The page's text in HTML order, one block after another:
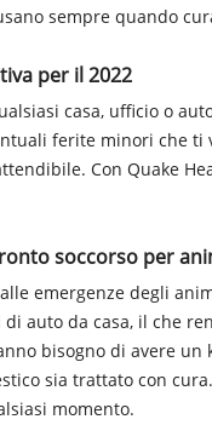
sempre quando
per il 2022
casa, ufficio o
ferite minori che
Con Quake
soccorso per
emergenze degli
auto da casa, il che
bisogno di avere
sia trattato con
momento.